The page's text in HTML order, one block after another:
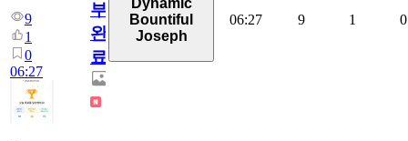
9
1
0
06:27
부
완
료
Dynamic
Bountiful
Joseph
06:27 9 1 0